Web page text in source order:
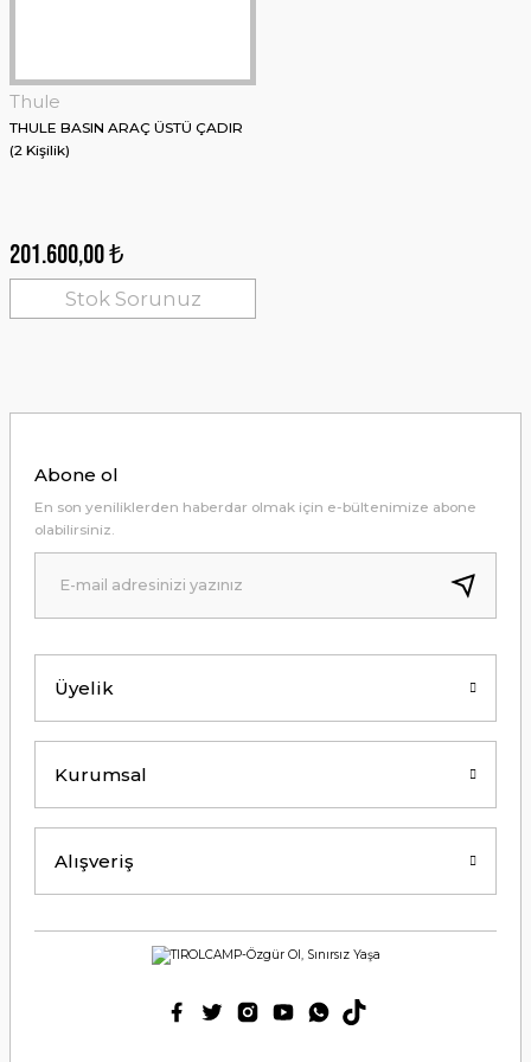
Thule
THULE BASIN ARAÇ ÜSTÜ ÇADIR
(2 Kişilik)
201.600,00 ₺
Stok Sorunuz
Üyelik
Kurumsal
Alışveriş
Abone ol
En son yeniliklerden haberdar olmak için e-bültenimize abone
olabilirsiniz.